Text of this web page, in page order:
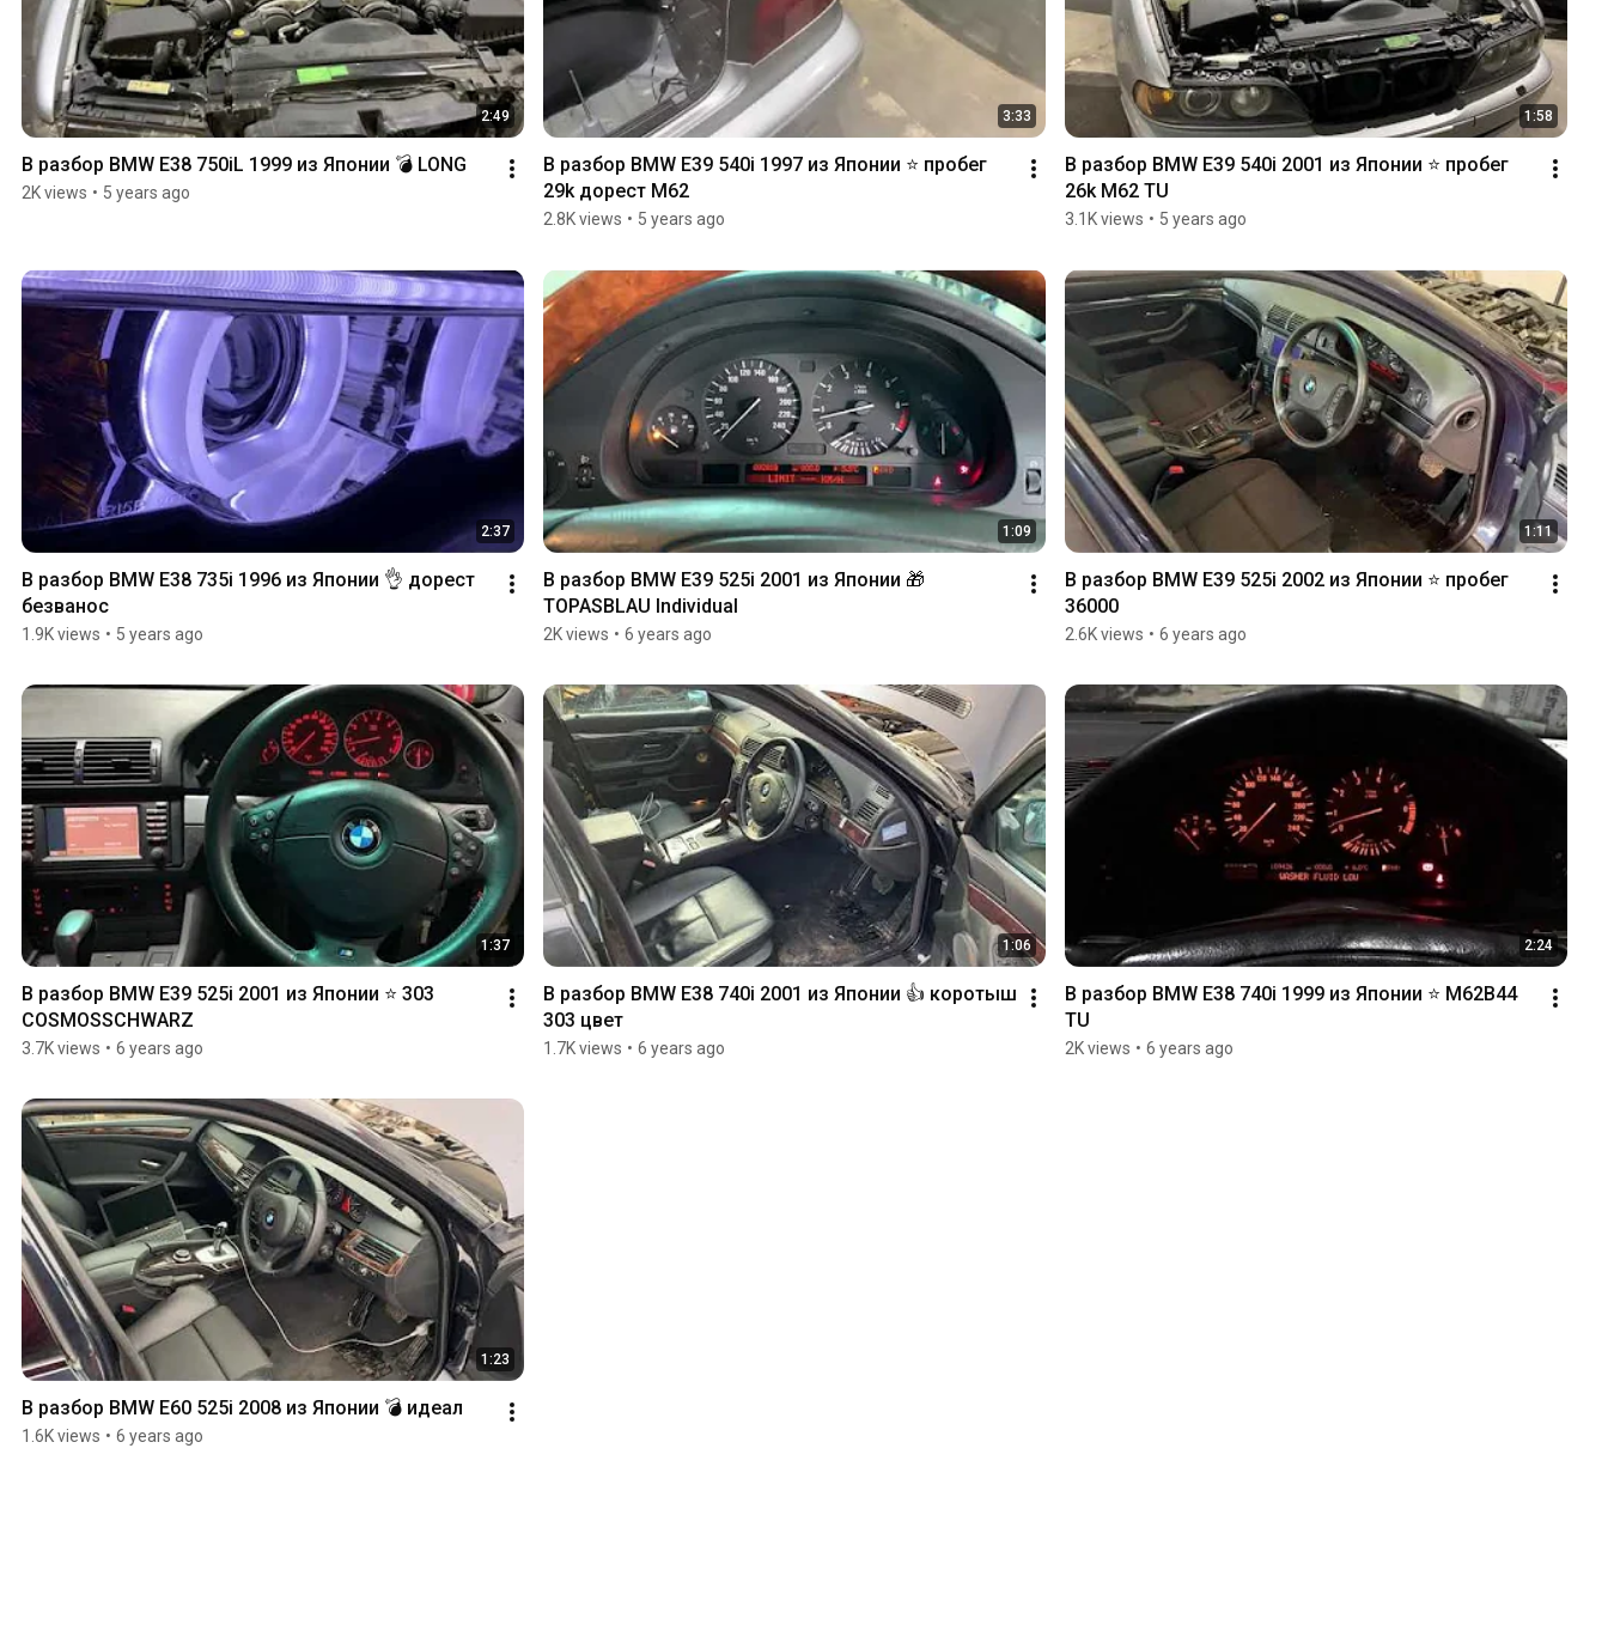
2:49
В разбор BMW E38 750iL 1999 из Японии 💣 LONG
2K views • 5 years ago
3:33
В разбор BMW E39 540i 1997 из Японии ⭐️ пробег
29k дорест M62
2.8K views • 5 years ago
1:58
В разбор BMW E39 540i 2001 из Японии ⭐️ пробег
26k M62 TU
3.1K views • 5 years ago
2:37
В разбор BMW E38 735i 1996 из Японии 👌 дорест
безванос
1.9K views • 5 years ago
1:09
В разбор BMW E39 525i 2001 из Японии 🎁
TOPASBLAU Individual
2K views • 6 years ago
1:11
В разбор BMW E39 525i 2002 из Японии ⭐️ пробег
36000
2.6K views • 6 years ago
1:37
В разбор BMW E39 525i 2001 из Японии ⭐️ 303
COSMOSSCHWARZ
3.7K views • 6 years ago
1:06
В разбор BMW E38 740i 2001 из Японии 👍 коротыш
303 цвет
1.7K views • 6 years ago
2:24
В разбор BMW E38 740i 1999 из Японии ⭐️ M62B44
TU
2K views • 6 years ago
1:23
В разбор BMW E60 525i 2008 из Японии 💣 идеал
1.6K views • 6 years ago